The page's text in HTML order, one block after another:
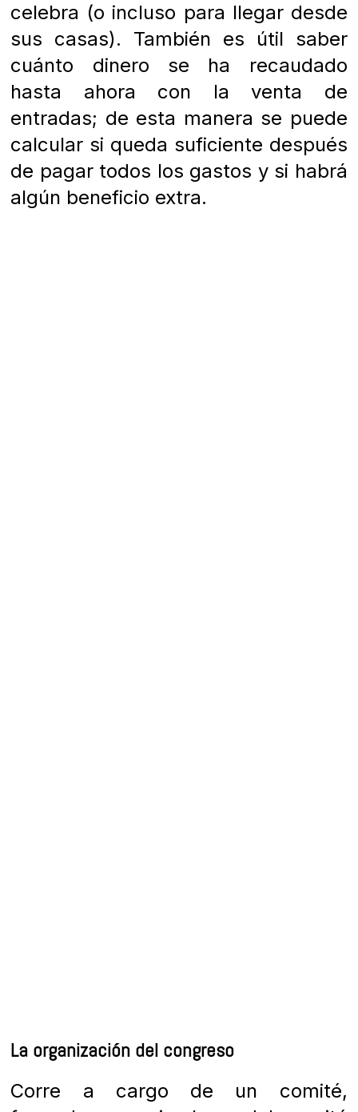
celebra (o incluso para llegar desde
sus casas). También es útil saber
cuánto dinero se ha recaudado
hasta ahora con la venta de
entradas; de esta manera se puede
calcular si queda suficiente después
de pagar todos los gastos y si habrá
algún beneficio extra.
La organización del congreso
Corre a cargo de un comité,